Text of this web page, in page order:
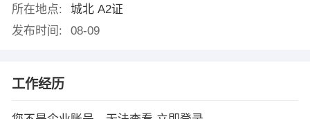
所在地点:
城北 A2证
发布时间:
08-09
工作经历